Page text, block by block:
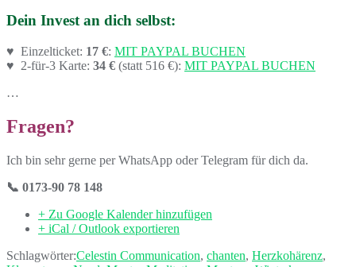
Dein Invest an dich selbst:
♥ Einzelticket: 17 €: MIT PAYPAL BUCHEN
♥ 2-für-3 Karte: 34 € (statt 516 €): MIT PAYPAL BUCHEN
…
Fragen?
Ich bin sehr gerne per WhatsApp oder Telegram für dich da.
📞 0173-90 78 148
+ Zu Google Kalender hinzufügen
+ iCal / Outlook exportieren
Schlagwörter:Celestin Communication, chanten, Herzkohärenz,